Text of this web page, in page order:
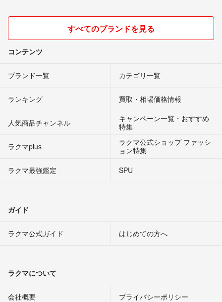
すべてのブランドを見る
コンテンツ
ブランド一覧 カテゴリ一覧
ランキング 買取・相場価格情報
人気商品チャンネル
キャンペーン一覧・おすすめ
特集
ラクマplus
ラクマ公式ショップ ファッシ
ョン特集
ラクマ最強鑑定
SPU
ガイド
ラクマ公式ガイド はじめての方へ
ラクマについて
会社概要 プライバシーポリシー